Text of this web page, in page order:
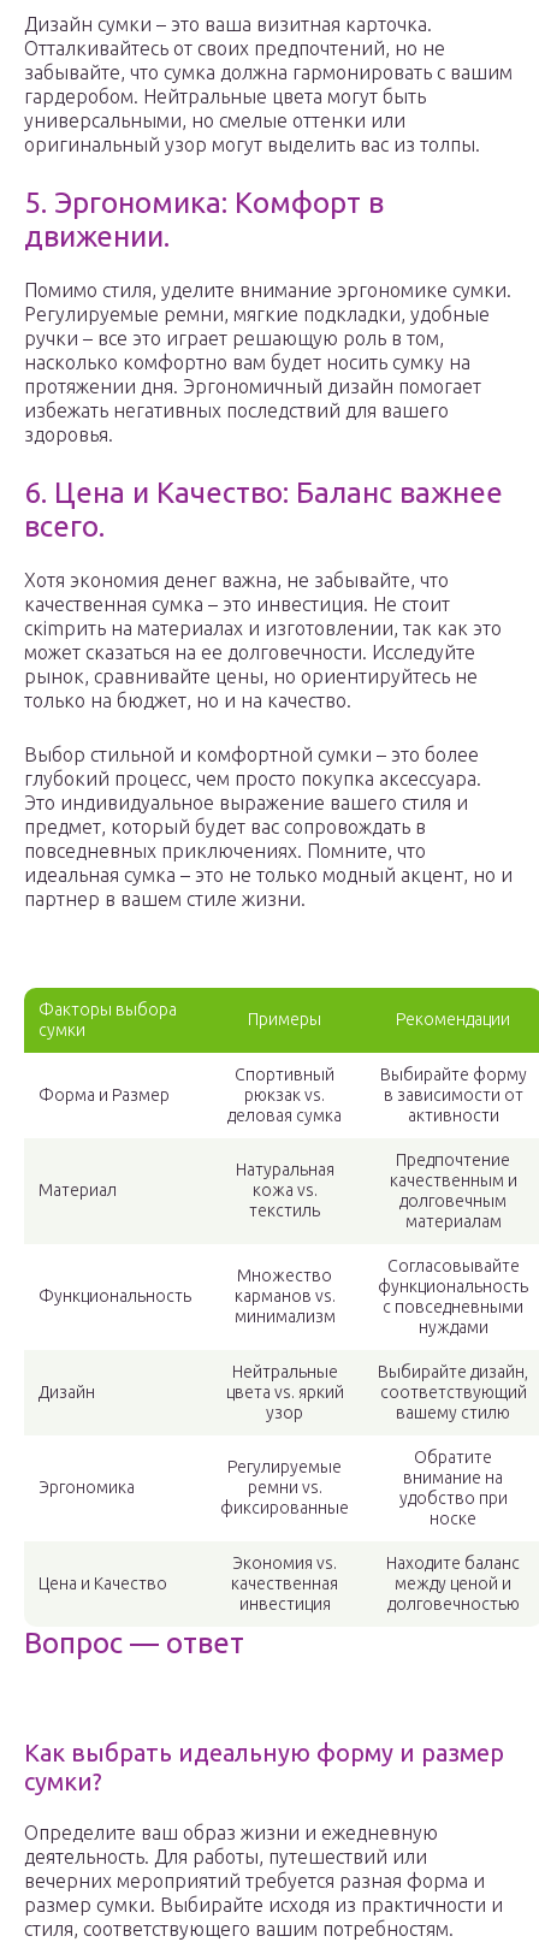
Дизайн сумки – это ваша визитная карточка.
Отталкивайтесь от своих предпочтений, но не
забывайте, что сумка должна гармонировать с вашим
гардеробом. Нейтральные цвета могут быть
универсальными, но смелые оттенки или
оригинальный узор могут выделить вас из толпы.
5. Эргономика: Комфорт в
движении.
Помимо стиля, уделите внимание эргономике сумки.
Регулируемые ремни, мягкие подкладки, удобные
ручки – все это играет решающую роль в том,
насколько комфортно вам будет носить сумку на
протяжении дня. Эргономичный дизайн помогает
избежать негативных последствий для вашего
здоровья.
6. Цена и Качество: Баланс важнее
всего.
Хотя экономия денег важна, не забывайте, что
качественная сумка – это инвестиция. Не стоит
скimpить на материалах и изготовлении, так как это
может сказаться на ее долговечности. Исследуйте
рынок, сравнивайте цены, но ориентируйтесь не
только на бюджет, но и на качество.
Выбор стильной и комфортной сумки – это более
глубокий процесс, чем просто покупка аксессуара.
Это индивидуальное выражение вашего стиля и
предмет, который будет вас сопровождать в
повседневных приключениях. Помните, что
идеальная сумка – это не только модный акцент, но и
партнер в вашем стиле жизни.
Факторы выбора
сумки
Примеры Рекомендации
Форма и Размер
Спортивный
рюкзак vs.
деловая сумка
Выбирайте форму
в зависимости от
активности
Материал
Натуральная
кожа vs.
текстиль
Предпочтение
качественным и
долговечным
материалам
Функциональность
Множество
карманов vs.
минимализм
Согласовывайте
функциональность
с повседневными
нуждами
Дизайн
Нейтральные
цвета vs. яркий
узор
Выбирайте дизайн,
соответствующий
вашему стилю
Эргономика
Регулируемые
ремни vs.
фиксированные
Обратите
внимание на
удобство при
носке
Цена и Качество
Экономия vs.
качественная
инвестиция
Находите баланс
между ценой и
долговечностью
Вопрос — ответ
Как выбрать идеальную форму и размер
сумки?
Определите ваш образ жизни и ежедневную
деятельность. Для работы, путешествий или
вечерних мероприятий требуется разная форма и
размер сумки. Выбирайте исходя из практичности и
стиля, соответствующего вашим потребностям.